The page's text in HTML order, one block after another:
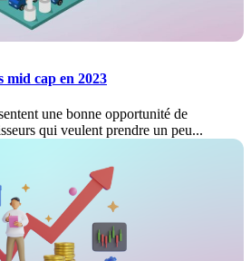
mid cap en 2023
une bonne opportunité de
qui veulent prendre un peu...